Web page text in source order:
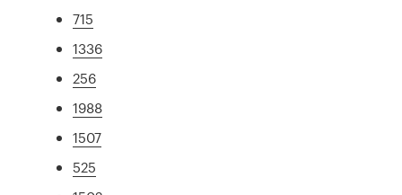
715
1336
256
1988
1507
525